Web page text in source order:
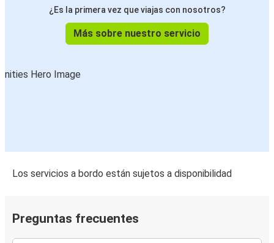
¿Es la primera vez que viajas con nosotros?
Más sobre nuestro servicio
Los servicios a bordo están sujetos a disponibilidad
Preguntas frecuentes